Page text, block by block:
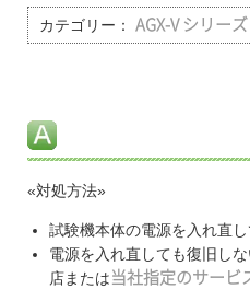
カテゴリー： AGX-V シリーズ
«対処方法»
試験機本体の電源を入れ直し
電源を入れ直しても復旧し
店または 当社指定のサービ